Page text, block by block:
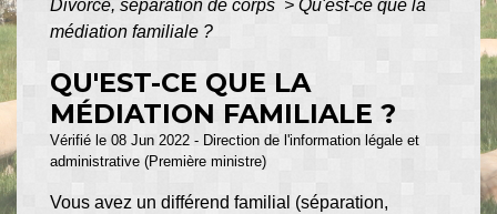
Divorce, séparation de corps > Qu'est-ce que la
médiation familiale ?
QU'EST-CE QUE LA
MÉDIATION FAMILIALE ?
Vérifié le 08 Jun 2022 - Direction de l'information légale et
administrative (Première ministre)
Vous avez un différend familial (séparation,